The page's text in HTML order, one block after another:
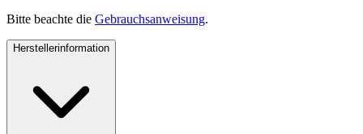
Bitte beachte die Gebrauchsanweisung.
Herstellerinformation